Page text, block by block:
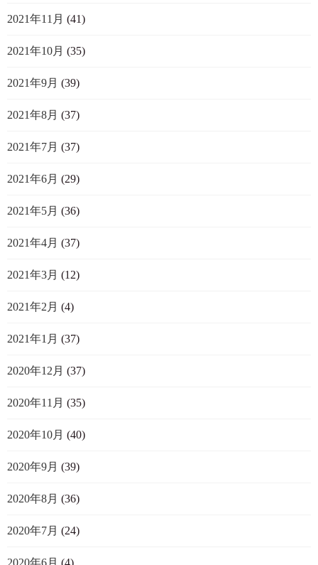
2021年11月 (41)
2021年10月 (35)
2021年9月 (39)
2021年8月 (37)
2021年7月 (37)
2021年6月 (29)
2021年5月 (36)
2021年4月 (37)
2021年3月 (12)
2021年2月 (4)
2021年1月 (37)
2020年12月 (37)
2020年11月 (35)
2020年10月 (40)
2020年9月 (39)
2020年8月 (36)
2020年7月 (24)
2020年6月 (4)